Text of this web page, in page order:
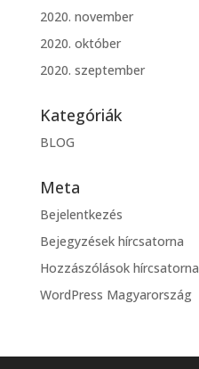
2020. november
2020. október
2020. szeptember
Kategóriák
BLOG
Meta
Bejelentkezés
Bejegyzések hírcsatorna
Hozzászólások hírcsatorna
WordPress Magyarország